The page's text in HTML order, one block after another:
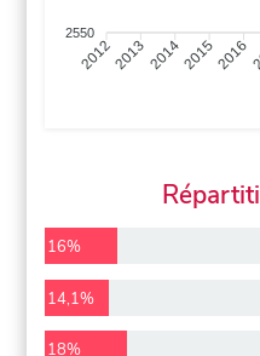
2550
20122013201420152016
16%
14,1%
18%